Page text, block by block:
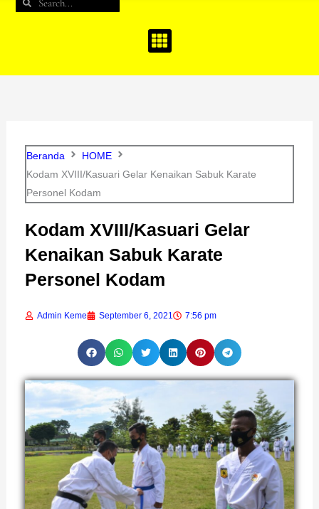
Beranda
HOME
Kodam XVIII/Kasuari Gelar Kenaikan Sabuk Karate
Personel Kodam
Kodam XVIII/Kasuari Gelar
Kenaikan Sabuk Karate
Personel Kodam
Admin Keme September 6, 2021 7:56 pm